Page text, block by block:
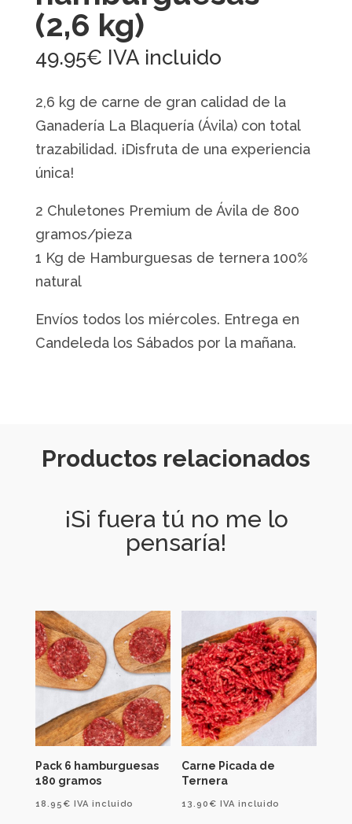
(2,6 kg)
49.95€ IVA incluido
2,6 kg de carne de gran calidad de la
Ganadería La Blaquería (Ávila) con total
trazabilidad. ¡Disfruta de una experiencia
única!
2 Chuletones Premium de Ávila de 800
gramos/pieza
1 Kg de Hamburguesas de ternera 100%
natural
Envíos todos los miércoles. Entrega en
Candeleda los Sábados por la mañana.
Productos relacionados
¡Si fuera tú no me lo
pensaría!
Pack 6 hamburguesas
180 gramos
18.95 € IVA incluido
Carne Picada de
Ternera
13.90 € IVA incluido